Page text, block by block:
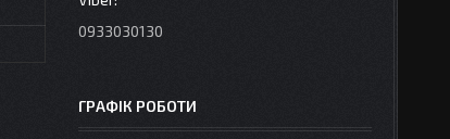
0933030130
ГРАФІК РОБОТИ